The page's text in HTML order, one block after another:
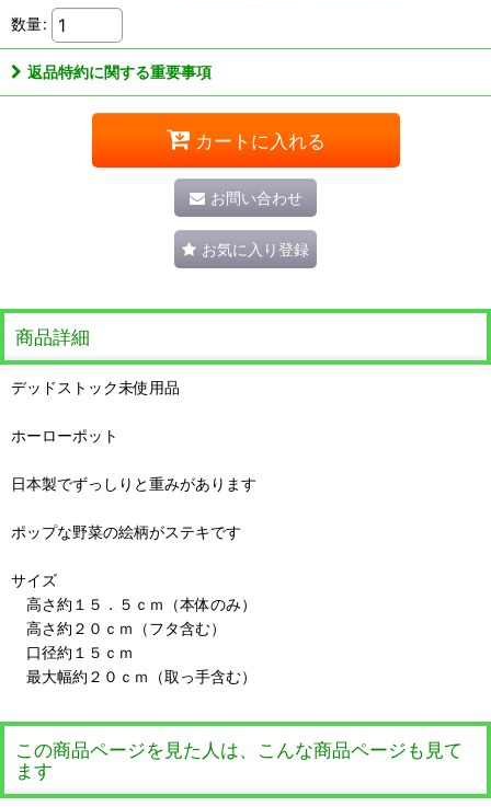
数量:
返品特約に関する重要事項
カートに入れる
お問い合わせ
お気に入り登録
商品詳細
デッドストック未使用品
ホーローポット
日本製でずっしりと重みがあります
ポップな野菜の絵柄がステキです
サイズ
高さ約１５．５ｃｍ（本体のみ）
高さ約２０ｃｍ（フタ含む）
口径約１５ｃｍ
最大幅約２０ｃｍ（取っ手含む）
この商品ページを見た人は、こんな商品ページも見て
ます